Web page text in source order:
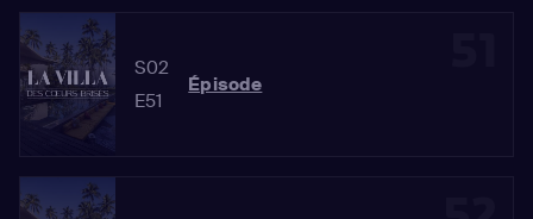
S02
E51
Épisode